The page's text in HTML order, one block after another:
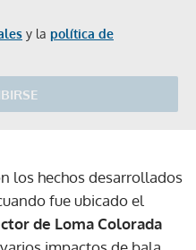
y la política de
los hechos desarrollados
fue ubicado el
de Loma Colorada